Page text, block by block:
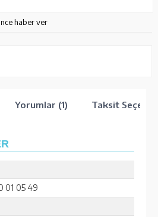
haber ver
Yorumlar (1) Taksit
01 05 49